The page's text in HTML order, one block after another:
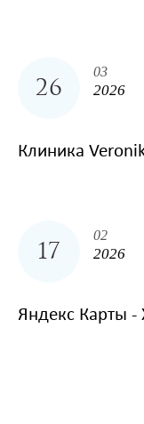
26
03
2026
Клиника
17
02
2026
Яндекс Карты